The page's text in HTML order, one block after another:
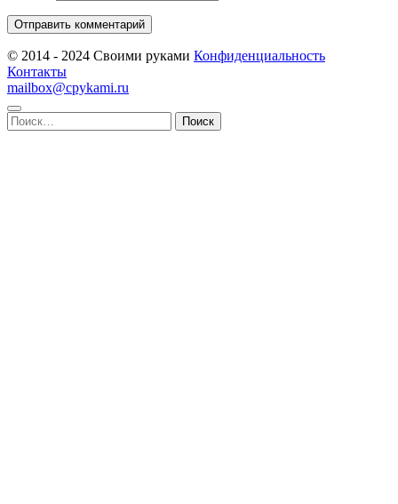
© 2014 - 2024 Своими руками Конфиденциальность
Контакты
mailbox@cpykami.ru
Найти: